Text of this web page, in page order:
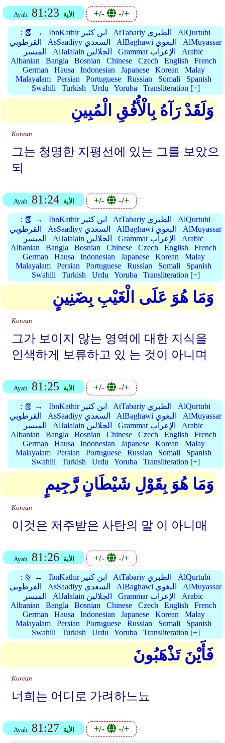
Ayah 81:23 الأية +/- -/+
: 📗 → IbnKathir ابن كثير AtTabariy الطبري
AlQurtubi
القرطوبي
AsSaadiyy السعدي AlBaghawi البغوي
AlMuyassar
الميسر
AlJalalain الجلالين Grammar الإعراب
Arabic
Albanian
Bangla Bosnian Chinese Czech English
French
German
Hausa Indonesian Japanese Korean
Malay
Malayalam
Persian Portuguese Russian Somali
Spanish
Swahili
Turkish Urdu Yoruba Transliteration [+]
وَلَقَدْ رَآهُ بِالْأُفُقِ الْمُبِينِ
Korean
그는 청명한 지평선에 있는 그를 보았으
되
Ayah 81:24 الأية +/- -/+
: 📗 → IbnKathir ابن كثير AtTabariy الطبري
AlQurtubi
القرطوبي
AsSaadiyy السعدي AlBaghawi البغوي
AlMuyassar
الميسر
AlJalalain الجلالين Grammar الإعراب
Arabic
Albanian
Bangla Bosnian Chinese Czech English
French
German
Hausa Indonesian Japanese Korean
Malay
Malayalam
Persian Portuguese Russian Somali
Spanish
Swahili
Turkish Urdu Yoruba Transliteration [+]
وَمَا هُوَ عَلَى الْغَيْبِ بِضَنِينٍ
Korean
그가 보이지 않는 영역에 대한 지식을
인색하게 보류하고 있 는 것이 아니며
Ayah 81:25 الأية +/- -/+
: 📗 → IbnKathir ابن كثير AtTabariy الطبري
AlQurtubi
القرطوبي
AsSaadiyy السعدي AlBaghawi البغوي
AlMuyassar
الميسر
AlJalalain الجلالين Grammar الإعراب
Arabic
Albanian
Bangla Bosnian Chinese Czech English
French
German
Hausa Indonesian Japanese Korean
Malay
Malayalam
Persian Portuguese Russian Somali
Spanish
Swahili
Turkish Urdu Yoruba Transliteration [+]
وَمَا هُوَ بِقَوْلِ شَيْطَانٍ رَّجِيمٍ
Korean
이것은 저주받은 사탄의 말 이 아니매
Ayah 81:26 الأية +/- -/+
: 📗 → IbnKathir ابن كثير AtTabariy الطبري
AlQurtubi
القرطوبي
AsSaadiyy السعدي AlBaghawi البغوي
AlMuyassar
الميسر
AlJalalain الجلالين Grammar الإعراب
Arabic
Albanian
Bangla Bosnian Chinese Czech English
French
German
Hausa Indonesian Japanese Korean
Malay
Malayalam
Persian Portuguese Russian Somali
Spanish
Swahili
Turkish Urdu Yoruba Transliteration [+]
فَأَيْنَ تَذْهَبُونَ
Korean
너희는 어디로 가려하느뇨
Ayah 81:27 الأية +/- -/+